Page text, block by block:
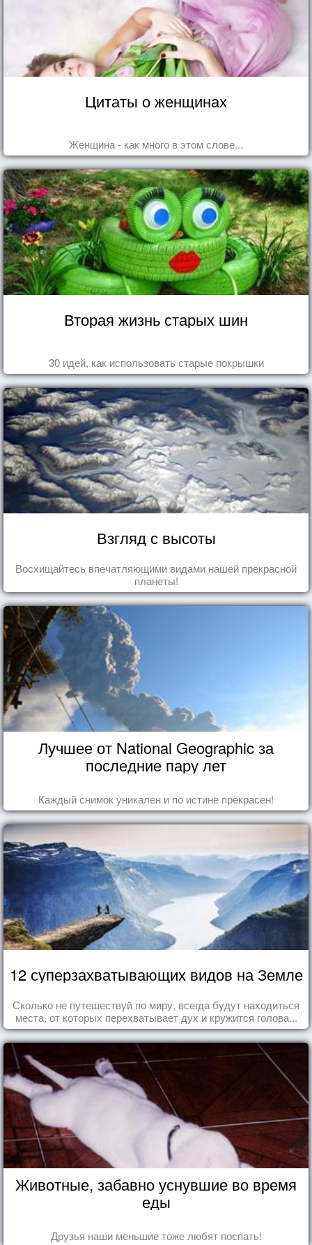
Цитаты о женщинах
Женщина - как много в этом слове...
Вторая жизнь старых шин
30 идей, как использовать старые покрышки
Взгляд с высоты
Восхищайтесь впечатляющими видами нашей прекрасной
планеты!
Лучшее от National Geographic за
последние пару лет
Каждый снимок уникален и по истине прекрасен!
12 суперзахватывающих видов на Земле
Сколько не путешествуй по миру, всегда будут находиться
места, от которых перехватывает дух и кружится голова...
Животные, забавно уснувшие во время
еды
Друзья наши меньшие тоже любят поспать!